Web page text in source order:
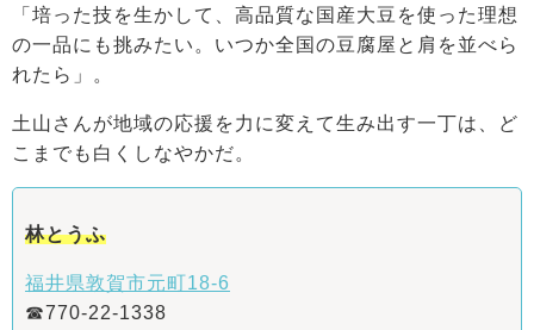
「培った技を生かして、高品質な国産大豆を使った理想
の一品にも挑みたい。いつか全国の豆腐屋と肩を並べら
れたら」。
土山さんが地域の応援を力に変えて生み出す一丁は、ど
こまでも白くしなやかだ。
林とうふ
福井県敦賀市元町18-6
☎770-22-1338